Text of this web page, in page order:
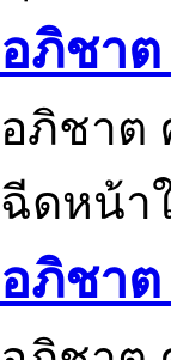
อภิชา
อภิชาต
ฉีดหน้า
อภิชา